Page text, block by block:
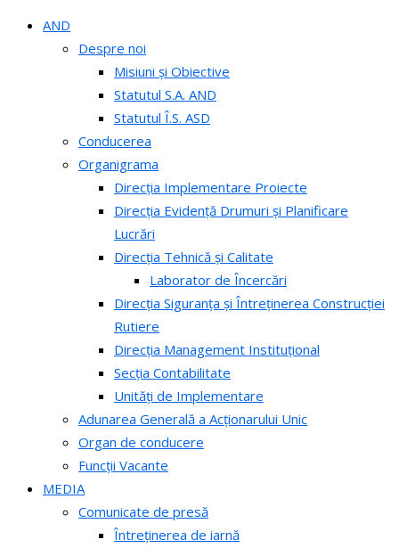
AND
Despre noi
Misiuni și Obiective
Statutul S.A. AND
Statutul Î.S. ASD
Conducerea
Organigrama
Direcția Implementare Proiecte
Direcția Evidență Drumuri și Planificare
Lucrări
Direcția Tehnică și Calitate
Laborator de Încercări
Direcția Siguranța și Întreținerea Construcției
Rutiere
Direcția Management Instituțional
Secția Contabilitate
Unități de Implementare
Adunarea Generală a Acționarului Unic
Organ de conducere
Funcții Vacante
MEDIA
Comunicate de presă
Întreținerea de iarnă